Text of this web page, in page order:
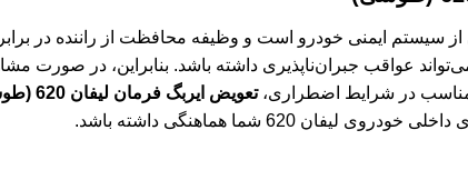
سیستم ایمنی خودرو است و وظیفه محافظت از راننده در
عواقب جبران‌ناپذیری داشته باشد. بنابراین، در صورت
در شرایط اضطراری،تعویض ایربگ فرمان لیفان 620 (طوسی)
620 شما هماهنگی داشته باشد.